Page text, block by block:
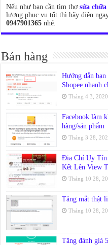
Nếu như bạn cần tìm thợsửa
lượng phục vụ tốt thì hãy điện
0947901365 nhé.
Bán hàng
Hướng dẫn bạn
Shopee nhanh
Tháng 4 3, 2020
Facebook làm
hàng/sản phẩm
Tháng 3 28,
Địa Chỉ Uy Tín
Kết Lên View
Tháng 10 28,
Tăng mắt thật
Tháng 10 28,
Tăng đánh giá